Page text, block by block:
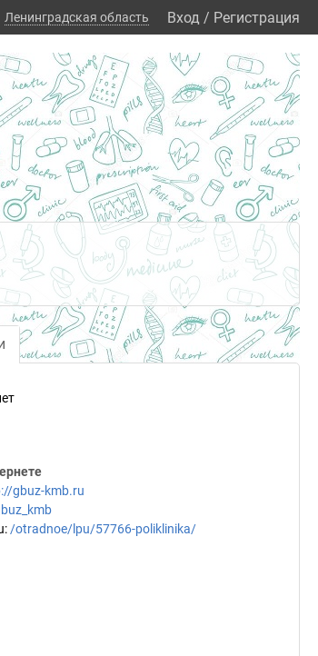
Ленинградская область Вход / Регистрация
gbuz-kmb.ru
: /otradnoe/lpu/57766-poliklinika/